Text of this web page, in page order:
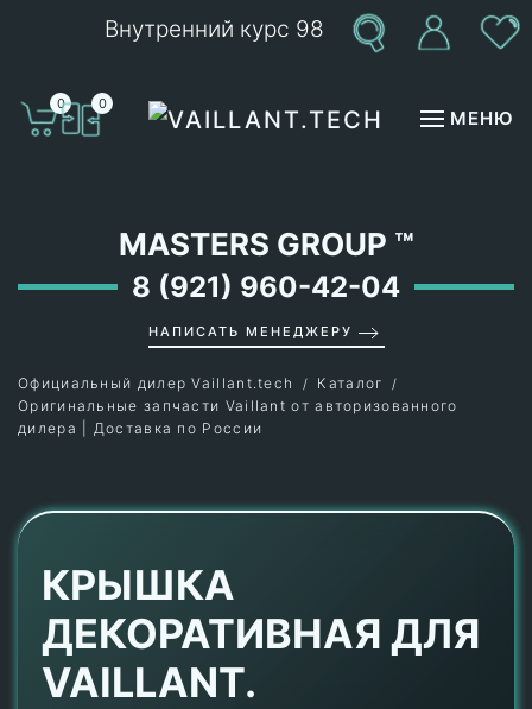
Внутренний курс 98
0 0
МЕНЮ
MASTERS GROUP ™
8 (921) 960-42-04
НАПИСАТЬ МЕНЕДЖЕРУ
Официальный дилер Vaillant.tech
Каталог
Оригинальные запчасти Vaillant от авторизованного
дилера | Доставка по России
КРЫШКА
ДЕКОРАТИВНАЯ ДЛЯ
VAILLANT.